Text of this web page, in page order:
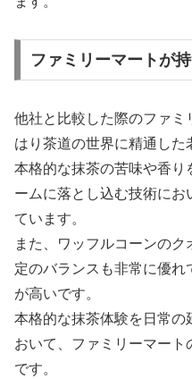
ファミリーマートが
他社と比較した際のファ
はり茶道の世界に精通した
本格的な抹茶の苦味や香り
ームに落とし込む技術にお
ています。
また、ワッフルコーンの
定のバランスも非常に優れ
が高いです。
本格的な抹茶体験を日常の
おいて、ファミリーマー
です。